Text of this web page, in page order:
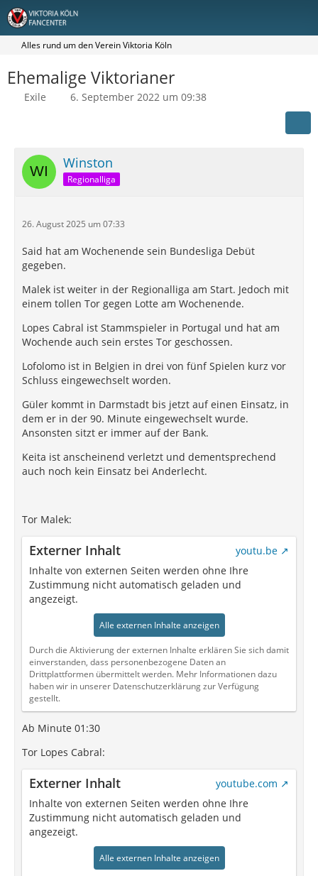
Alles rund um den Verein Viktoria Köln
Ehemalige Viktorianer
Exile 6. September 2022 um 09:38
Winston
Regionalliga
26. August 2025 um 07:33
Said hat am Wochenende sein Bundesliga Debüt
gegeben.
Malek ist weiter in der Regionalliga am Start. Jedoch mit
einem tollen Tor gegen Lotte am Wochenende.
Lopes Cabral ist Stammspieler in Portugal und hat am
Wochende auch sein erstes Tor geschossen.
Lofolomo ist in Belgien in drei von fünf Spielen kurz vor
Schluss eingewechselt worden.
Güler kommt in Darmstadt bis jetzt auf einen Einsatz, in
dem er in der 90. Minute eingewechselt wurde.
Ansonsten sitzt er immer auf der Bank.
Keita ist anscheinend verletzt und dementsprechend
auch noch kein Einsatz bei Anderlecht.
Tor Malek:
Externer Inhalt
youtu.be
Inhalte von externen Seiten werden ohne Ihre
Zustimmung nicht automatisch geladen und
angezeigt.
Alle externen Inhalte anzeigen
Durch die Aktivierung der externen Inhalte erklären Sie sich damit
einverstanden, dass personenbezogene Daten an
Drittplattformen übermittelt werden. Mehr Informationen dazu
haben wir in unserer Datenschutzerklärung zur Verfügung
gestellt.
Ab Minute 01:30
Tor Lopes Cabral:
Externer Inhalt
youtube.com
Inhalte von externen Seiten werden ohne Ihre
Zustimmung nicht automatisch geladen und
angezeigt.
Alle externen Inhalte anzeigen